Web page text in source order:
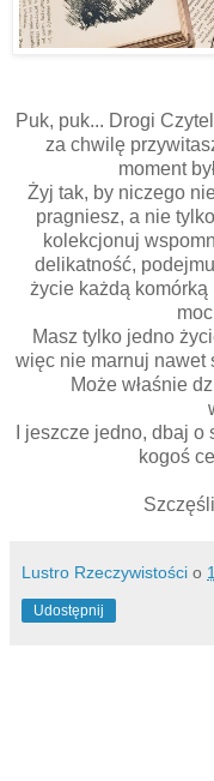
Puk, puk... Drogi
za chwilę
moment
Żyj tak, by niczego
pragniesz, a nie
kolekcjonuj
delikatność,
życie każdą
Masz tylko jedno
więc nie marnuj nawet
Może właśnie
I jeszcze jedno, dbaj
kogoś
Lustro Rzeczywistości o
Udostępnij